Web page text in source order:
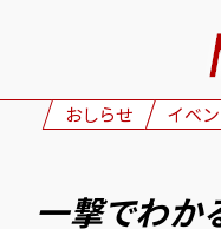
おしらせ イベン
一撃でわか